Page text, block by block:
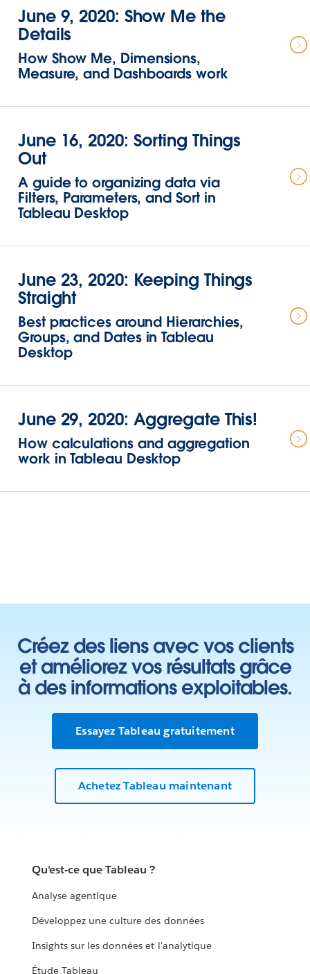
June 9, 2020: Show Me the
Details
How Show Me, Dimensions,
Measure, and Dashboards work
June 16, 2020: Sorting Things
Out
A guide to organizing data via
Filters, Parameters, and Sort in
Tableau Desktop
June 23, 2020: Keeping Things
Straight
Best practices around Hierarchies,
Groups, and Dates in Tableau
Desktop
June 29, 2020: Aggregate This!
How calculations and aggregation
work in Tableau Desktop
Créez des liens avec vos clients
et améliorez vos résultats grâce
à des informations exploitables.
Essayez Tableau gratuitement
Achetez Tableau maintenant
Qu'est-ce que Tableau ?
Analyse agentique
Développez une culture des données
Insights sur les données et l'analytique
Étude Tableau